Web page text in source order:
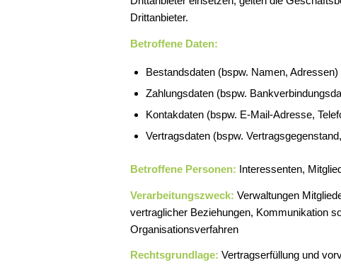
Drittanbieter.
Betroffene Daten:
Bestandsdaten (bspw. Namen, Adressen)
Zahlungsdaten (bspw.
Kontakdaten (bspw. E-Mail-Adresse,
Vertragsdaten (bspw.
Betroffene Personen: Interessenten,
Verarbeitungszweck:Verwaltungen
vertraglicher Beziehungen, Kommunikation
Organisationsverfahren
Rechtsgrundlage: Vertragserfüllung und